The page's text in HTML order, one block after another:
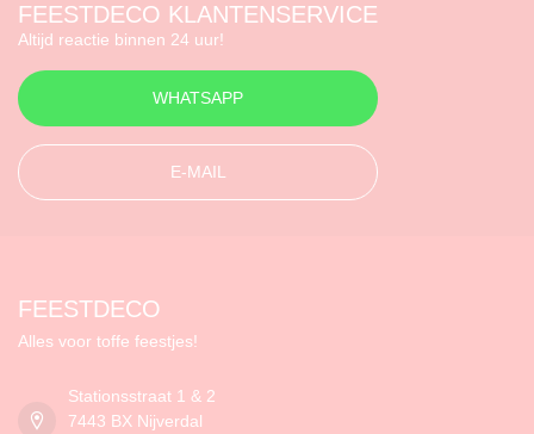
FEESTDECO KLANTENSERVICE
Altijd reactie binnen 24 uur!
WHATSAPP
E-MAIL
FEESTDECO
Alles voor toffe feestjes!
Stationsstraat 1 & 2
7443 BX Nijverdal